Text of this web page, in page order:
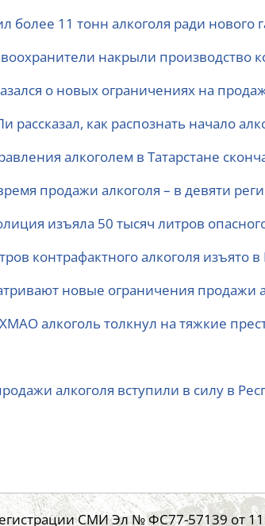
более 11 тонн алкоголя ради нового
накрыли производство
о новых ограничениях на
рассказал, как распознать начало
алкоголем в Татарстане
продажи алкоголя – в девяти
изъяла 50 тысяч литров
контрафактного алкоголя изъято
новые ограничения продажи
алкоголь толкнул на тяжкие
алкоголя вступили в силу в
СМИ Эл № ФС77-57139 от